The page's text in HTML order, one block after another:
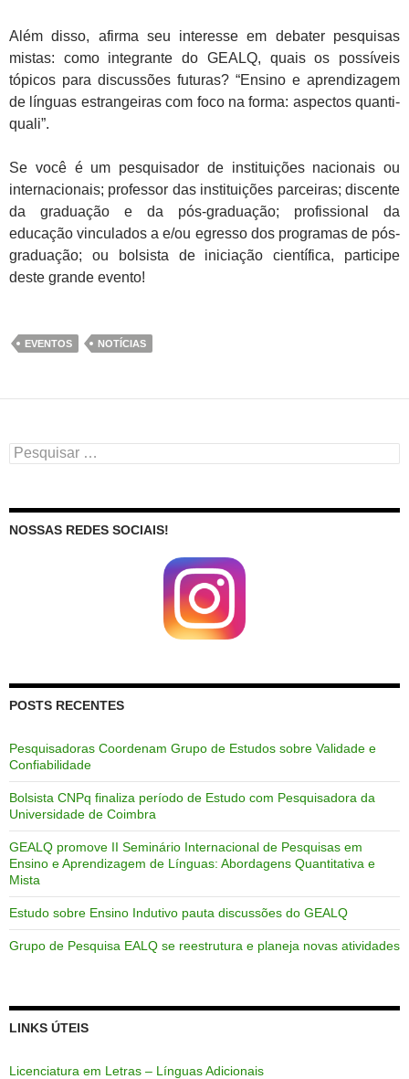
Além disso, afirma seu interesse em debater pesquisas
mistas: como integrante do GEALQ, quais os possíveis
tópicos para discussões futuras? “Ensino e aprendizagem
de línguas estrangeiras com foco na forma: aspectos quanti-
quali”.
Se você é um pesquisador de instituições nacionais ou
internacionais; professor das instituições parceiras; discente
da graduação e da pós-graduação; profissional da
educação vinculados a e/ou egresso dos programas de pós-
graduação; ou bolsista de iniciação científica, participe
deste grande evento!
EVENTOS NOTÍCIAS
Pesquisar
por:
NOSSAS REDES SOCIAIS!
POSTS RECENTES
Pesquisadoras Coordenam Grupo de Estudos sobre Validade e
Confiabilidade
Bolsista CNPq finaliza período de Estudo com Pesquisadora da
Universidade de Coimbra
GEALQ promove II Seminário Internacional de Pesquisas em
Ensino e Aprendizagem de Línguas: Abordagens Quantitativa e
Mista
Estudo sobre Ensino Indutivo pauta discussões do GEALQ
Grupo de Pesquisa EALQ se reestrutura e planeja novas atividades
LINKS ÚTEIS
Licenciatura em Letras – Línguas Adicionais